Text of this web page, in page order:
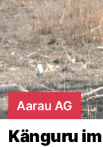
Aarau AG
Känguru